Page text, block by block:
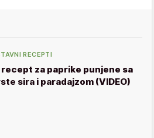
RECEPTI
recept za paprike punjene sa
sira i paradajzom (VIDEO)